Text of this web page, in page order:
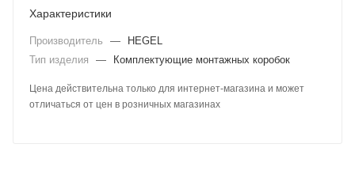
Характеристики
Производитель —
HEGEL
Тип изделия
— Комплектующие монтажных коробок
Цена действительна только для интернет-магазина и может
отличаться от цен в розничных магазинах